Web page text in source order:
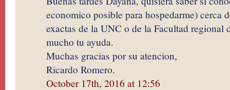
economico posible para hospedarme) cerca
exactas de la UNC o de la Facultad regional
mucho tu ayuda.
Muchas gracias por su atencion,
Ricardo Romero.
October 17th, 2016 at 12:56